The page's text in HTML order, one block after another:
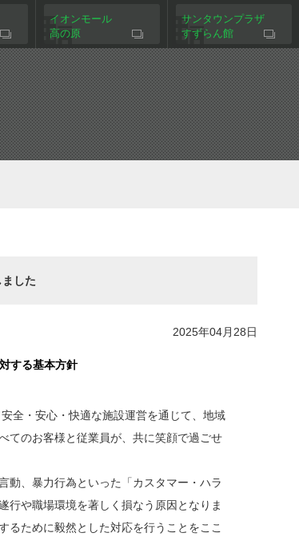
イオンモール
高の原
サンタウンプラザ
すずらん館
した
2025年04月28日
する基本方針
・安心・快適な施設運営を通じて、地域
てのお客様と従業員が、共に笑顔で過ごせ
、暴力行為といった「カスタマー・ハラ
や職場環境を著しく損なう原因となりま
ために毅然とした対応を行うことをここ